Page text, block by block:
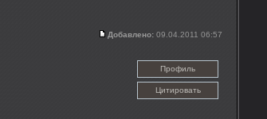
Добавлено: 09.04.2011 06:57
Профиль
Цитировать